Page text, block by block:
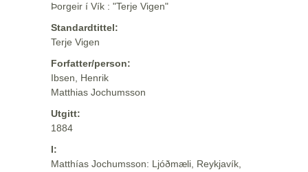
Þorgeir í Vík : "Terje Vigen"
Standardtittel:
Terje Vigen
Forfatter/person:
Ibsen, Henrik
Matthias Jochumsson
Utgitt:
1884
I:
Matthías Jochumsson: Ljóðmæli, Reykjavík,